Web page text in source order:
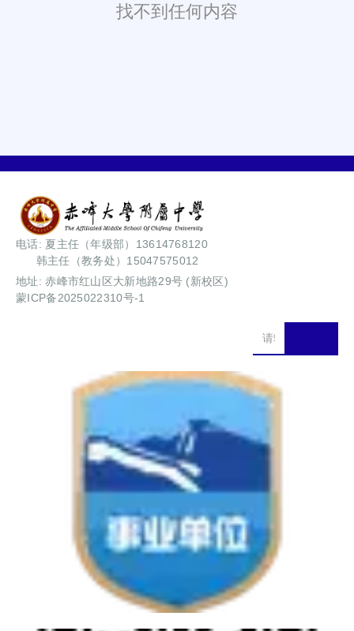
找不到任何内容
电话: 夏主任（年级部）13614768120
韩主任（教务处）15047575012
地址: 赤峰市红山区大新地路29号 (新校区)
蒙ICP备2025022310号-1